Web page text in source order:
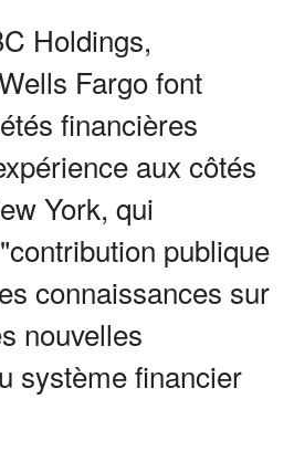
Holdings,
Fargo font
financières
aux côtés
York, qui
publique
connaissances sur
nouvelles
système financier